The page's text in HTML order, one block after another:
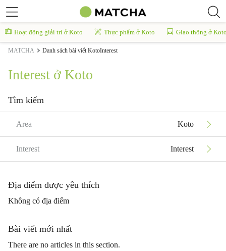
Hoạt động giải trí ở Koto Thực phẩm ở Koto Giao thông ở
MATCHA Danh sách bài viết KotoInterest
Interest ở Koto
Tìm kiếm
Area Koto
Interest Interest
Địa điểm được yêu thích
Không có địa điểm
Bài viết mới nhất
There are no articles in this section.